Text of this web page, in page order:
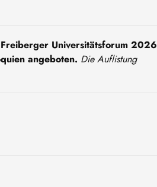
Universitätsforum 2026
angeboten. Die Auflistung